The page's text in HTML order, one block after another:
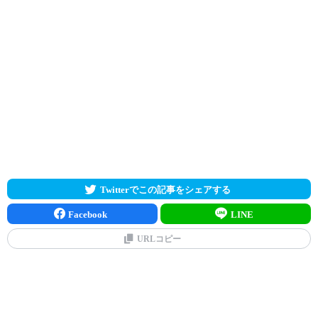
Twitterでこの記事をシェアする
Facebook LINE
URLコピー